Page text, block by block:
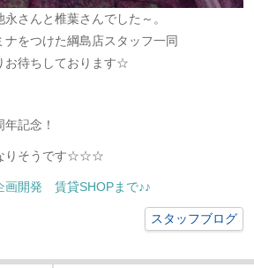
さんと椎葉さんでした～。
ナをつけた綱島店スタッフ一同
お待ちしております☆
記念！
りそうです☆☆☆
画開発 賃貸SHOPまで♪♪
スタッフブログ